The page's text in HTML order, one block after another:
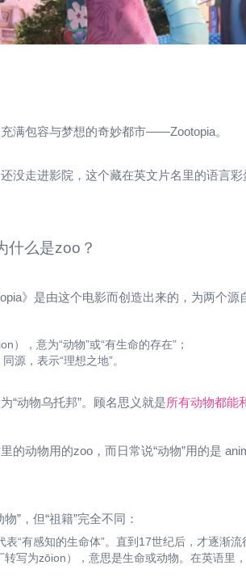
满包容与梦想的奇妙都市——Zootopia。
没走进影院，这个藏在英文片名里的语言彩
什么是zoo？
》是由这个电影而创造出来的，为两个源
），意为“动物”或“有生命的存在”；
源，表示“理想之地”。
“动物乌托邦”。顾名思义就是所有动物都能
的动物用的zoo，而日常说“动物”用的是
”，但“祖籍”完全不同：
“有感知的生命体”。直到17世纪后，才逐渐流
写为zōion），意思是生命或动物。在英语里